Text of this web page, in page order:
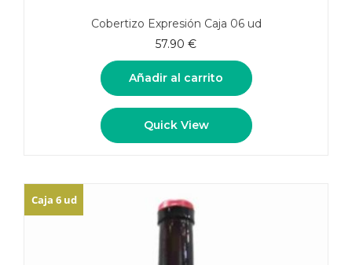
Cobertizo Expresión Caja 06 ud
57.90 €
Añadir al carrito
Quick View
Caja 6 ud